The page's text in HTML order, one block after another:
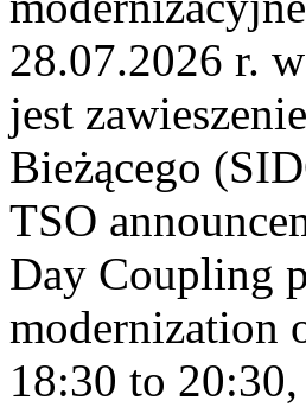
28.07.2026 r.
jest
Bieżącego
TSO
Day Coupling
modernization
18:30 to